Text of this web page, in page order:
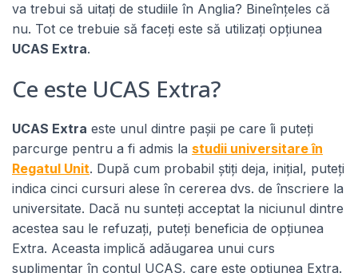
va trebui să uitați de studiile în Anglia? Bineînțeles că
nu. Tot ce trebuie să faceți este să utilizați opțiunea
UCAS Extra.
Ce este UCAS Extra?
UCAS Extra este unul dintre pașii pe care îi puteți
parcurge pentru a fi admis la studii universitare în
Regatul Unit. După cum probabil știți deja, inițial, puteți
indica cinci cursuri alese în cererea dvs. de înscriere la
universitate. Dacă nu sunteți acceptat la niciunul dintre
acestea sau le refuzați, puteți beneficia de opțiunea
Extra. Aceasta implică adăugarea unui curs
suplimentar în contul UCAS, care este opțiunea Extra.